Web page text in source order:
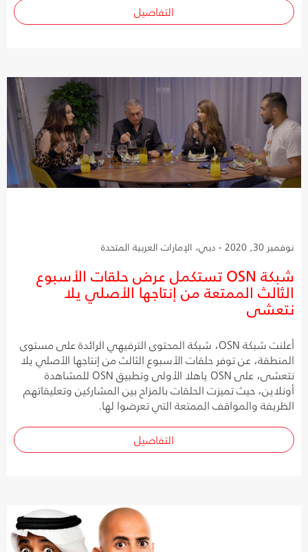
التفاصيل
نوفمبر 30, 2020 - دبي، الإمارات العربية المتحدة
شبكة OSN تستكمل عرض حلقات الأسبوع
الثالث الممتعة من إنتاجها الأصلي يلا
نتعشى
أعلنت شبكة OSN، شبكة المحتوى الترفيهي الرائدة على مستوى
المنطقة، عن توفر حلقات الأسبوع الثالث من إنتاجها الأصلي يلا
نتعشى، على OSN ياهلا الأولى وتطبيق OSN للمشاهدة
أونلاين، حيث تميزت الحلقات بالمزاح بين المشاركين وتعليقاتهم
الظريفة والمواقف الممتعة التي تعرضوا لها.
التفاصيل